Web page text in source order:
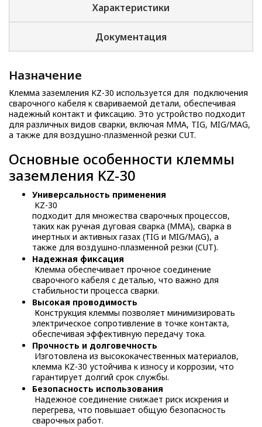
Характеристики
Документация
Назначение
Клемма заземления KZ-30 используется для подключения
сварочного кабеля к свариваемой детали, обеспечивая
надежный контакт и фиксацию. Это устройство подходит
для различных видов сварки, включая MMA, TIG, MIG/MAG,
а также для воздушно-плазменной резки CUT.
Основные особенности клеммы
заземления KZ-30
Универсальность применения
KZ-30
подходит для множества сварочных процессов,
таких как ручная дуговая сварка (MMA), сварка в
инертных и активных газах (TIG и MIG/MAG), а
также для воздушно-плазменной резки (CUT).
Надежная фиксация
Клемма обеспечивает прочное соединение
сварочного кабеля с деталью, что важно для
стабильности процесса сварки.
Высокая проводимость
Конструкция клеммы позволяет минимизировать
электрическое сопротивление в точке контакта,
обеспечивая эффективную передачу тока.
Прочность и долговечность
Изготовлена из высококачественных материалов,
клемма KZ-30 устойчива к износу и коррозии, что
гарантирует долгий срок службы.
Безопасность использования
Надежное соединение снижает риск искрения и
перегрева, что повышает общую безопасность
сварочных работ.